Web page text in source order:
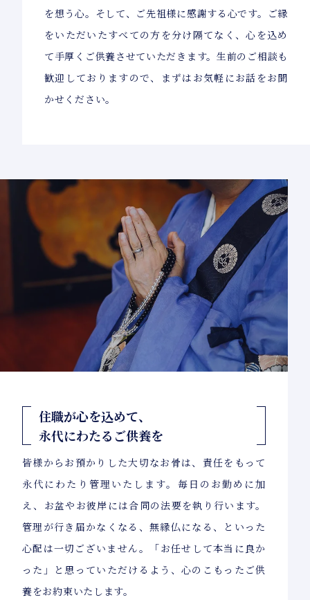
を想う心。そして、ご先祖様に感謝する心です。ご縁
をいただいたすべての方を分け隔てなく、心を込め
て手厚くご供養させていただきます。生前のご相談も
歓迎しておりますので、まずはお気軽にお話をお聞
かせください。
住職が心を込めて、
永代にわたるご供養を
皆様からお預かりした大切なお骨は、責任をもって
永代にわたり管理いたします。毎日のお勤めに加
え、お盆やお彼岸には合同の法要を執り行います。
管理が行き届かなくなる、無縁仏になる、といった
心配は一切ございません。「お任せして本当に良か
った」と思っていただけるよう、心のこもったご供
養をお約束いたします。